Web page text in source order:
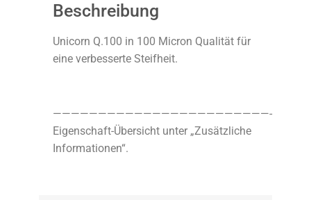
Beschreibung
Unicorn Q.100 in 100 Micron Qualität für
eine verbesserte Steifheit.
————————————————————————-
Eigenschaft-Übersicht unter „Zusätzliche
Informationen“.